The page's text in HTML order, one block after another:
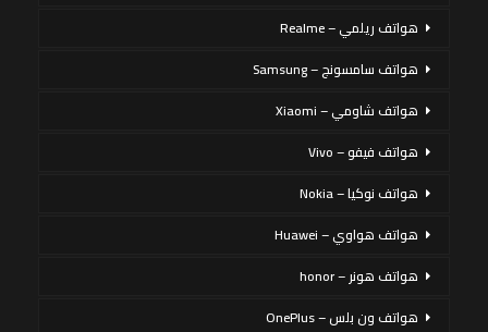
هواتف ريلمي – Realme
هواتف سامسونج – Samsung
هواتف شاومي – Xiaomi
هواتف فيفو – Vivo
هواتف نوكيا – Nokia
هواتف هواوي – Huawei
هواتف هونر – honor
هواتف ون بلس – OnePlus